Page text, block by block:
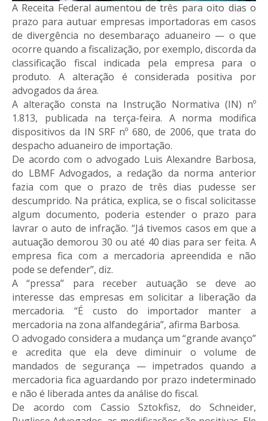
A Receita Federal aumentou de três para oito dias o
prazo para autuar empresas importadoras em casos
de divergência no desembaraço aduaneiro — o que
ocorre quando a fiscalização, por exemplo, discorda da
classificação fiscal indicada pela empresa para o
produto. A alteração é considerada positiva por
advogados da área.
A alteração consta na Instrução Normativa (IN) nº
1.813, publicada na terça-feira. A norma modifica
dispositivos da IN SRF nº 680, de 2006, que trata do
despacho aduaneiro de importação.
De acordo com o advogado Luis Alexandre Barbosa,
do LBMF Advogados, a redação da norma anterior
fazia com que o prazo de três dias pudesse ser
descumprido. Na prática, explica, se o fiscal solicitasse
algum documento, poderia estender o prazo para
lavrar o auto de infração. “Já tivemos casos em que a
autuação demorou 30 ou até 40 dias para ser feita. A
empresa fica com a mercadoria apreendida e não
pode se defender”, diz.
A “pressa” para receber autuação se deve ao
interesse das empresas em solicitar a liberação da
mercadoria. “É custo do importador manter a
mercadoria na zona alfandegária”, afirma Barbosa.
O advogado considera a mudança um “grande avanço”
e acredita que ela deve diminuir o volume de
mandados de segurança — impetrados quando a
mercadoria fica aguardando por prazo indeterminado
e não é liberada antes da análise do fiscal.
De acordo com Cassio Sztokfisz, do Schneider,